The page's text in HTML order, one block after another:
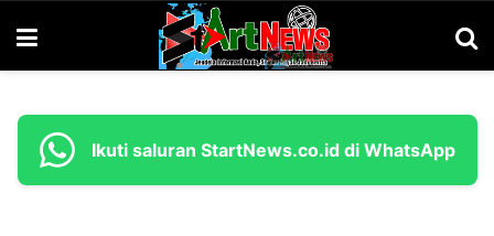
Ikuti saluran StartNews.co.id di WhatsApp